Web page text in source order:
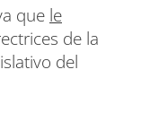
que le
de la
del